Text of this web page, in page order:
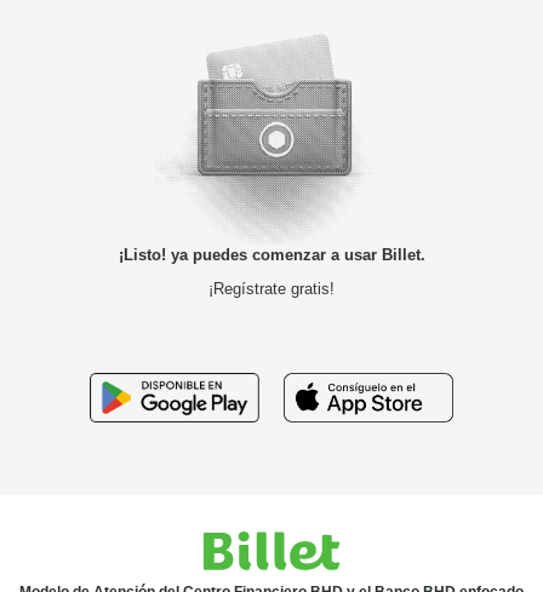
¡Listo! ya puedes comenzar a usar Billet.
¡Regístrate gratis!